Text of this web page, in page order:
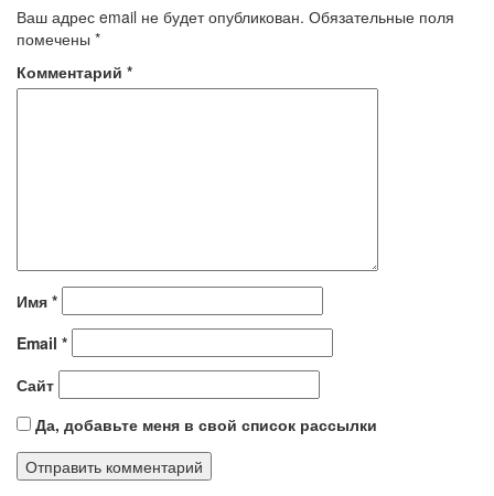
Ваш адрес email не будет опубликован. Обязательные поля
помечены *
Комментарий *
Имя *
Email *
Сайт
Да, добавьте меня в свой список рассылки